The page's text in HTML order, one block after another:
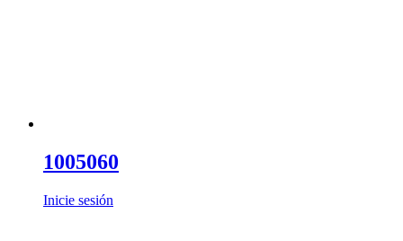
1005060
Inicie sesión